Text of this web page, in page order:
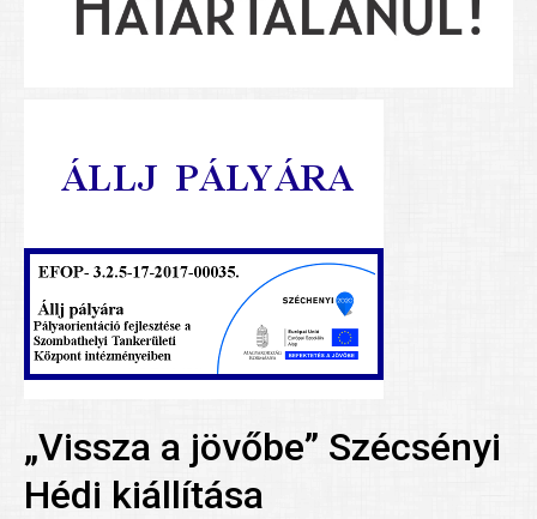
„Vissza a jövőbe” Szécsényi
Hédi kiállítása